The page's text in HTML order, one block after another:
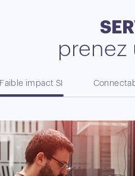
prenez
Faible impact SI